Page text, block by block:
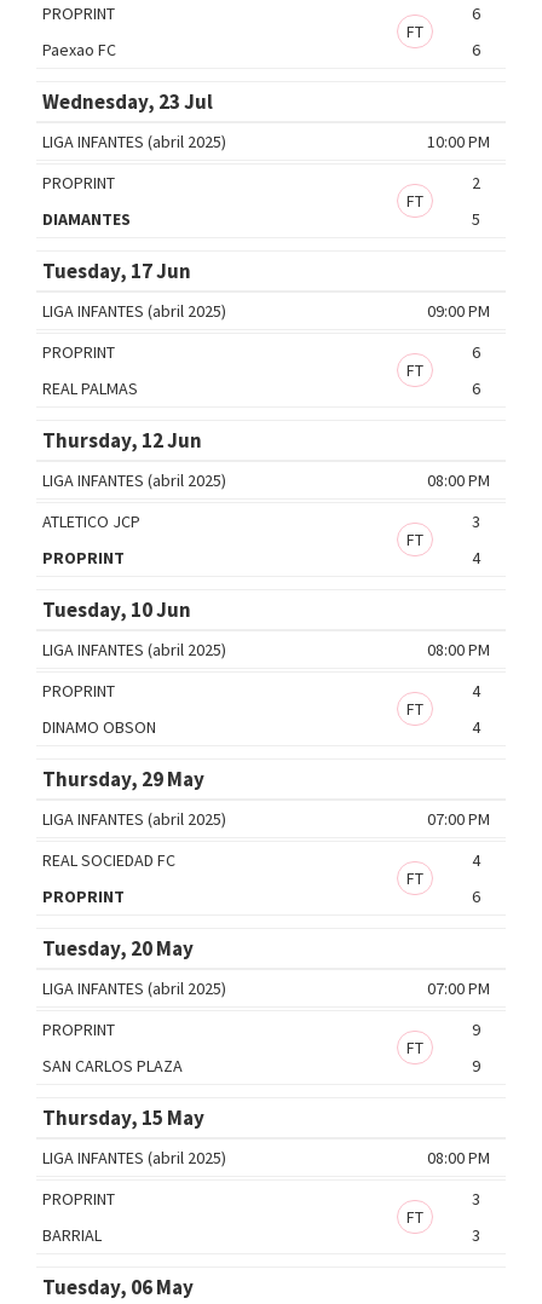
PROPRINT
6
FT
Paexao FC
6
Wednesday, 23 Jul
10:00 PM
LIGA INFANTES (abril 2025)
PROPRINT
2
FT
DIAMANTES
5
Tuesday, 17 Jun
09:00 PM
LIGA INFANTES (abril 2025)
PROPRINT
6
FT
REAL PALMAS
6
Thursday, 12 Jun
08:00 PM
LIGA INFANTES (abril 2025)
ATLETICO JCP
3
FT
PROPRINT
4
Tuesday, 10 Jun
08:00 PM
LIGA INFANTES (abril 2025)
PROPRINT
4
FT
DINAMO OBSON
4
Thursday, 29 May
07:00 PM
LIGA INFANTES (abril 2025)
REAL SOCIEDAD FC
4
FT
PROPRINT
6
Tuesday, 20 May
07:00 PM
LIGA INFANTES (abril 2025)
PROPRINT
9
FT
SAN CARLOS PLAZA
9
Thursday, 15 May
08:00 PM
LIGA INFANTES (abril 2025)
PROPRINT
3
FT
BARRIAL
3
Tuesday, 06 May